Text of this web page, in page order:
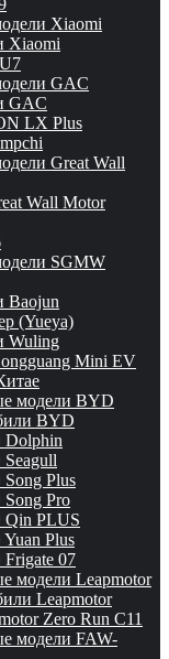
Xiaomi
Xiaomi
GAC
GAC
LX Plus
Great Wall
Wall Motor
SGMW
Baojun
(Yueya)
Wuling
Mini EV
модели BYD
BYD
Plus
Pro
PLUS
Plus
07
модели Leapmotor
Leapmotor
Zero Run C11
модели FAW-